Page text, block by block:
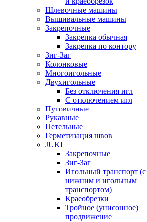
Шлевочные машины
Вышивальные машины
Закрепочные
Закрепка обычная
Закрепка по контору
Зиг-Заг
Колонковые
Многоигольные
Двухигольные
Без отключения игл
С отключением игл
Пуговичные
Рукавные
Петельные
Герметизация швов
JUKI
Закрепочные
Зиг-Заг
Игольный транспорт (с
нижним и игольным
транспортом)
Краеобрезки
Тройное (унисонное)
продвижение